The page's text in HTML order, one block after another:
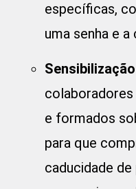
específicas,
uma senha e
e formados
para que
caducidade